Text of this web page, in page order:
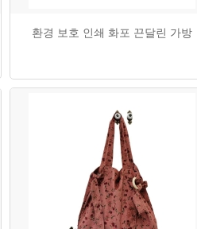
환경 보호 인쇄 화포 끈달린 가방